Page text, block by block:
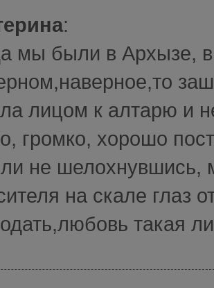
:
мы были в Архызе,
лицом к алтарю и
громко, хорошо
не шелохнувшись,
на скале глаз
такая